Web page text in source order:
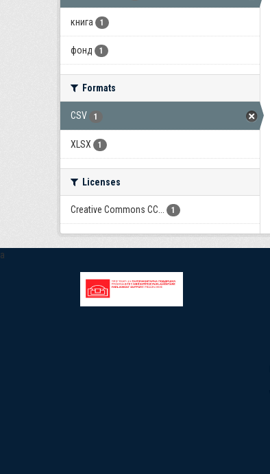
книга 1
фонд 1
Formats
CSV 1
XLSX 1
Licenses
Creative Commons CC... 1
a